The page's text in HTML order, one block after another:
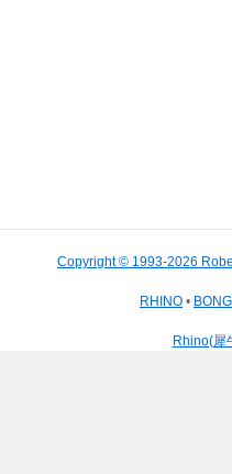
Copyright © 1993-2026
RHINO •
Rhino(犀